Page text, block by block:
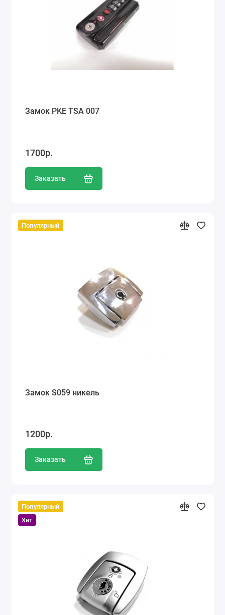
Замок PKE TSA 007
1700р.
Заказать
Популярный
Замок S059 никель
1200р.
Заказать
Популярный
Хит